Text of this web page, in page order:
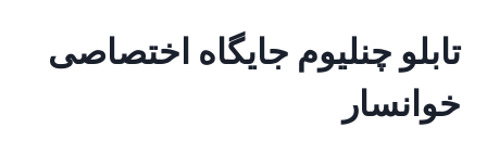
تابلو چنلیوم جایگاه اختصاصی
خوانسار